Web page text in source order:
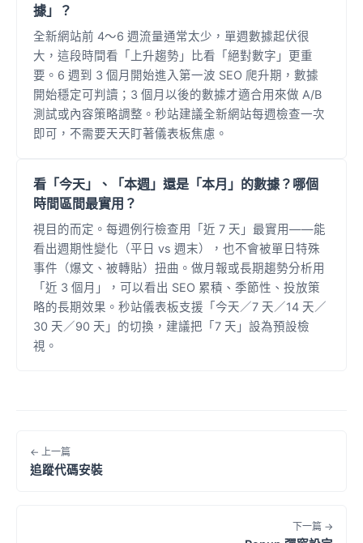
據」？
全新網站前 4～6 週流量通常太少，單週數據起伏很
大，這段時間看「上升趨勢」比看「絕對數字」更重
要。6 週到 3 個月開始進入第一波 SEO 爬升期，數據
開始穩定可判讀；3 個月以後的數據才適合用來做 A/B
測試或內容策略調整。秒站建議全新網站每週檢查一次
即可，不需要天天盯著儀表板焦慮。
看「今天」、「本週」還是「本月」的數據？哪個
時間區間最實用？
視目的而定。每週例行檢查用「近 7 天」最實用——能
看出週期性變化（平日 vs 週末），也不會被單日特殊
事件（爆文、被轉貼）扭曲。做月報或長期趨勢分析用
「近 3 個月」，可以看出 SEO 累積、季節性、投放策
略的長期效果。秒站儀表板支援「今天／7 天／14 天／
30 天／90 天」的切換，建議把「7 天」設為預設檢
視。
← 上一篇
追蹤代碼安裝
下一篇 →